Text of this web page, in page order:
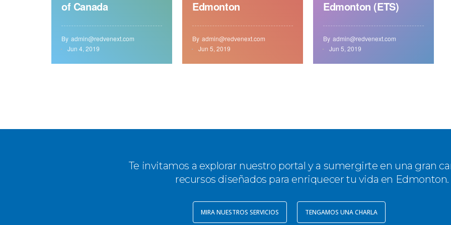
of Canada
By admin@redvenext.com
Jun 4, 2019
Edmonton
By admin@redvenext.com
Jun 5, 2019
Edmonton (ETS)
By admin@redvenext.com
Jun 5, 2019
Te invitamos a explorar nuestro portal y a sumergirte en una gran
recursos diseñados para enriquecer tu vida en Edmonton.
MIRA NUESTROS SERVICIOS TENGAMOS UNA CHARLA